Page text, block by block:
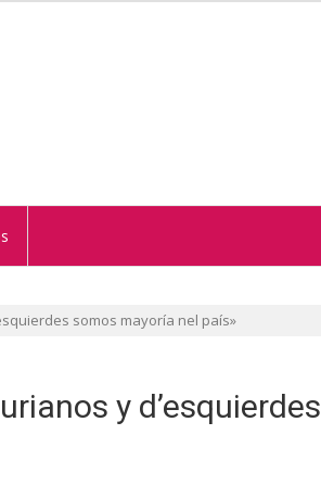
somos mayoría nel país»
y d’esquierdes